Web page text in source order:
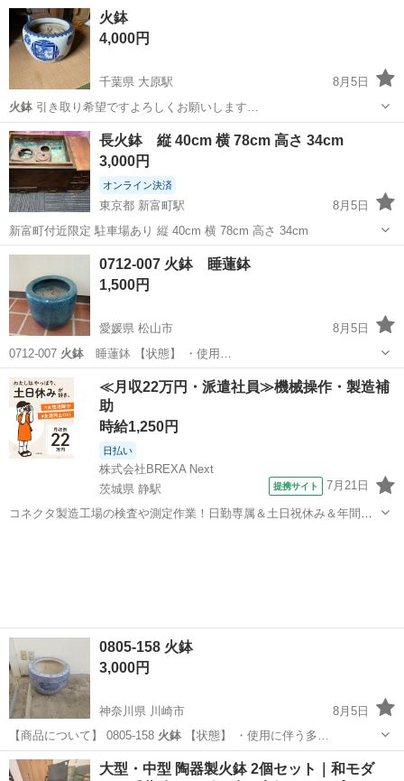
福島 伊達市 保原駅
火鉢
4,000円
千葉県 大原駅
8月5日
火鉢引き取り希望ですよろしくお願いします…
千葉 いすみ市 大原駅 その他
長火鉢 縦 40cm 横 78cm 高さ 34cm
3,000円
オンライン決済
東京都 新富町駅
8月5日
新富町付近限定 駐車場あり 縦 40cm 横 78cm 高さ 34cm
東京 中央区 その他
0712-007 火鉢 睡蓮鉢
1,500円
愛媛県 松山市
8月5日
0712-007 火鉢 睡蓮鉢 【状態】 ・使用…
愛媛 松山市 その他 睡蓮
≪月収22万円・派遣社員≫機械操作・製造補
助
時給1,250円
日払い
株式会社BREXA Next
茨城県 静駅
提携サイト 7月21日
コネクタ製造工場の検査や測定作業！日勤専属＆土日祝休み＆年間休
0805-158 火鉢
3,000円
神奈川県 川崎市
8月5日
【商品について】 0805-158 火鉢 【状態】 ・使用に伴う多…
神奈川 川崎市 その他 火鉢
大型・中型 陶器製火鉢 2個セット｜和モダ